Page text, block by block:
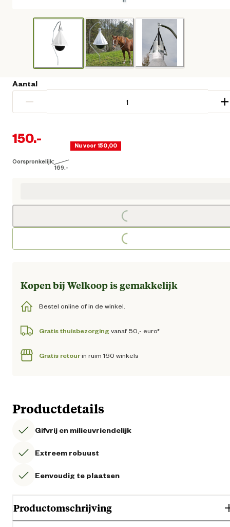
Aantal
− +
Oorspronkelijk:
169.-
150.-
Huidige prijs € 150,00
Nu voor 150,00
Loading...
Loading...
Kopen bij Welkoop is gemakkelijk
Bestel online of in de winkel.
Gratis thuisbezorging vanaf 50,- euro*
Gratis retourin ruim 160 winkels
Productdetails
Gifvrij en milieuvriendelijk
Extreem robuust
Eenvoudig te plaatsen
Productomschrijving